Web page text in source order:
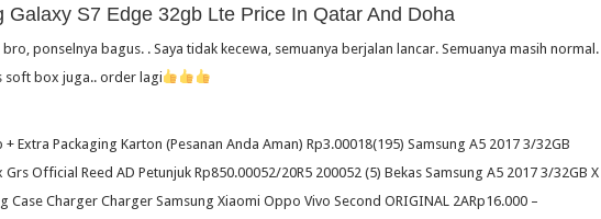
Galaxy S7 Edge 32gb Lte Price In Qatar And Doha
bro, ponselnya bagus. . Saya tidak kecewa, semuanya berjalan lancar. Semuanya masih normal.
soft box juga.. order lagi
Extra Packaging Karton (Pesanan Anda Aman) Rp3.00018(195) Samsung A5 2017 3/32GB
Grs Official Reed AD Petunjuk Rp850.00052/20R5 200052 (5) Bekas Samsung A5 2017 3/32GB X
Case Charger Charger Samsung Xiaomi Oppo Vivo Second ORIGINAL 2ARp16.000 –